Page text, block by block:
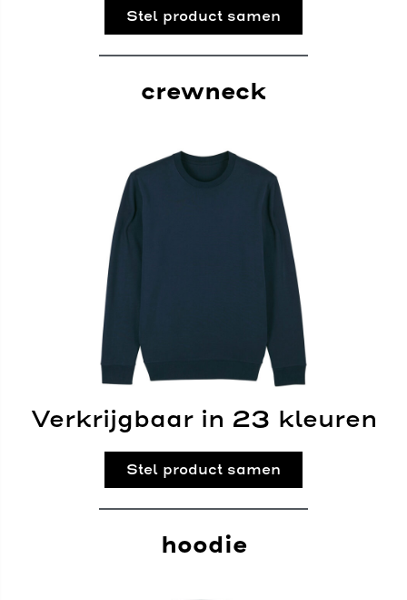
Stel product samen
crewneck
Verkrijgbaar in 23 kleuren
Stel product samen
hoodie